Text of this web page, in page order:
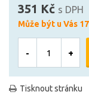
351 Kč s DPH
Může být u Vás
- +
Tisknout stránku